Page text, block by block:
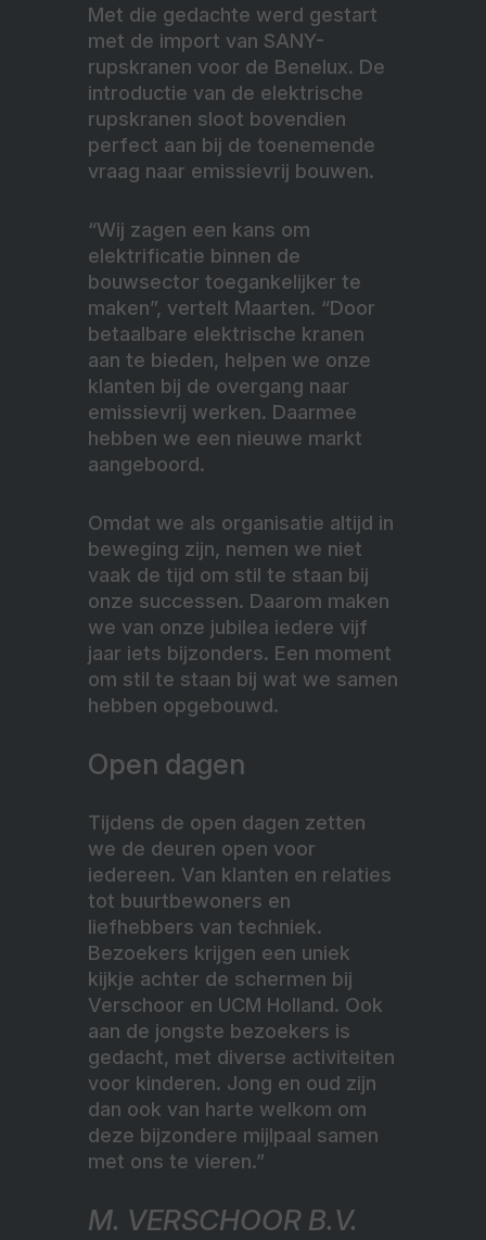
Met die gedachte werd gestart
met de import van SANY-
rupskranen voor de Benelux. De
introductie van de elektrische
rupskranen sloot bovendien
perfect aan bij de toenemende
vraag naar emissievrij bouwen.
“Wij zagen een kans om
elektrificatie binnen de
bouwsector toegankelijker te
maken”, vertelt Maarten. “Door
betaalbare elektrische kranen
aan te bieden, helpen we onze
klanten bij de overgang naar
emissievrij werken. Daarmee
hebben we een nieuwe markt
aangeboord.
Omdat we als organisatie altijd in
beweging zijn, nemen we niet
vaak de tijd om stil te staan bij
onze successen. Daarom maken
we van onze jubilea iedere vijf
jaar iets bijzonders. Een moment
om stil te staan bij wat we samen
hebben opgebouwd.
Open dagen
Tijdens de open dagen zetten
we de deuren open voor
iedereen. Van klanten en relaties
tot buurtbewoners en
liefhebbers van techniek.
Bezoekers krijgen een uniek
kijkje achter de schermen bij
Verschoor en UCM Holland. Ook
aan de jongste bezoekers is
gedacht, met diverse activiteiten
voor kinderen. Jong en oud zijn
dan ook van harte welkom om
deze bijzondere mijlpaal samen
met ons te vieren.”
M. VERSCHOOR B.V.